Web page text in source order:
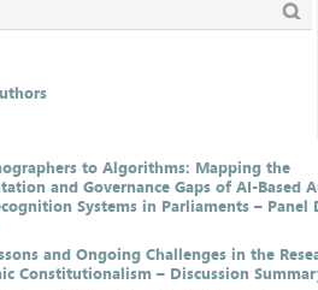
to Algorithms: Mapping the
and Governance Gaps of AI-Based
Systems in Parliaments – Panel
and Ongoing Challenges in the
Constitutionalism – Discussion